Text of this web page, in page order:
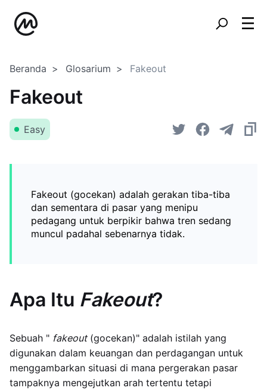
Beranda Glosarium Fakeout
Fakeout
Easy
Fakeout (gocekan) adalah gerakan tiba-tiba
dan sementara di pasar yang menipu
pedagang untuk berpikir bahwa tren sedang
muncul padahal sebenarnya tidak.
Apa Itu Fakeout?
Sebuah " fakeout(gocekan)" adalah istilah yang
digunakan dalam keuangan dan perdagangan untuk
menggambarkan situasi di mana pergerakan pasar
tampaknya mengejutkan arah tertentu tetapi